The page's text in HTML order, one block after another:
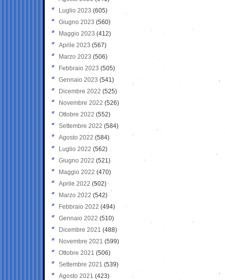
Luglio 2023 (605)
Giugno 2023 (560)
Maggio 2023 (412)
Aprile 2023 (567)
Marzo 2023 (506)
Febbraio 2023 (505)
Gennaio 2023 (541)
Dicembre 2022 (525)
Novembre 2022 (526)
Ottobre 2022 (552)
Settembre 2022 (584)
Agosto 2022 (584)
Luglio 2022 (562)
Giugno 2022 (521)
Maggio 2022 (470)
Aprile 2022 (502)
Marzo 2022 (542)
Febbraio 2022 (494)
Gennaio 2022 (510)
Dicembre 2021 (488)
Novembre 2021 (599)
Ottobre 2021 (506)
Settembre 2021 (539)
Agosto 2021 (423)